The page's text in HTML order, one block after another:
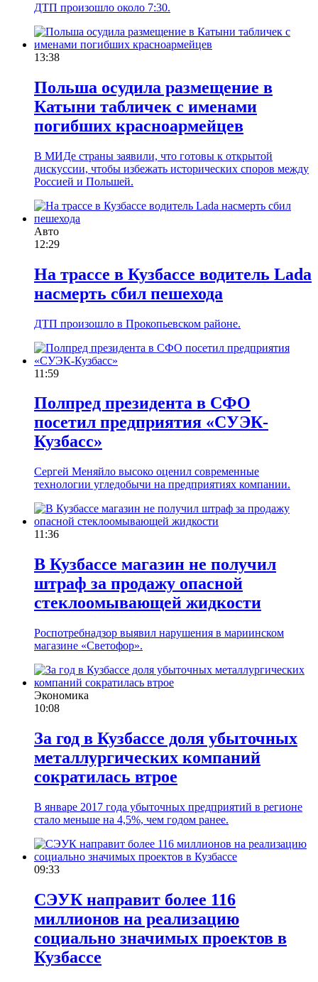
ДТП произошло около 7:30.
13:38
Польша осудила размещение в
Катыни табличек с именами
погибших красноармейцев
В МИДе страны заявили, что готовы к открытой
дискуссии, чтобы избежать исторических споров между
Россией и Польшей.
Авто
12:29
На трассе в Кузбассе водитель Lada
насмерть сбил пешехода
ДТП произошло в Прокопьевском районе.
11:59
Полпред президента в СФО
посетил предприятия «СУЭК-
Кузбасс»
Сергей Меняйло высоко оценил современные
технологии угледобычи на предприятиях компании.
11:36
В Кузбассе магазин не получил
штраф за продажу опасной
стеклоомывающей жидкости
Роспотребнадзор выявил нарушения в мариинском
магазине «Светофор».
Экономика
10:08
За год в Кузбассе доля убыточных
металлургических компаний
сократилась втрое
В январе 2017 года убыточных предприятий в регионе
стало меньше на 4,5%, чем годом ранее.
09:33
СЭУК направит более 116
миллионов на реализацию
социально значимых проектов в
Кузбассе